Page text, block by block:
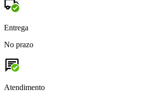
Entrega
No prazo
Atendimento